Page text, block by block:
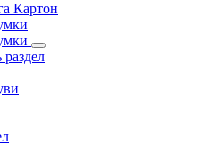
Картон
раздел